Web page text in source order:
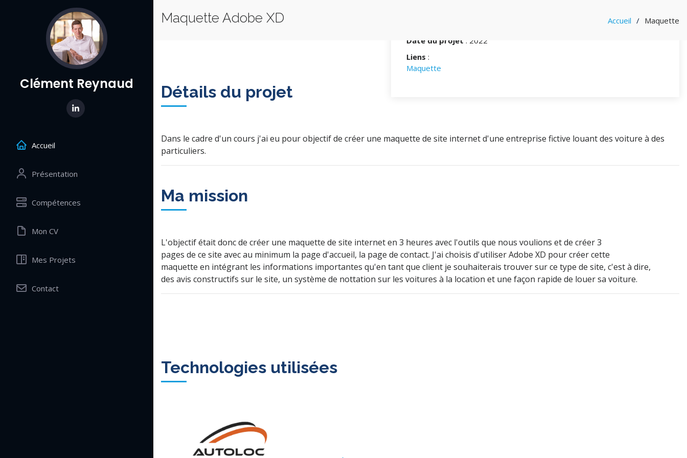
Clément Reynaud
Accueil
Présentation
Compétences
Mon CV
Mes Projets
Contact
Maquette Adobe XD Accueil Maquette
Date du projet : 2022
Liens :
Maquette
Détails du projet
Dans le cadre d'un cours j'ai eu pour objectif de créer une maquette de site internet d'une entreprise fictive louant des voiture à des
particuliers.
Ma mission
L'objectif était donc de créer une maquette de site internet en 3 heures avec l'outils que nous voulions et de créer 3
pages de ce site avec au minimum la page d'accueil, la page de contact. J'ai choisis d'utiliser Adobe XD pour créer cette
maquette en intégrant les informations importantes qu'en tant que client je souhaiterais trouver sur ce type de site, c'est à dire,
des avis constructifs sur le site, un système de nottation sur les voitures à la location et une façon rapide de louer sa voiture.
Technologies utilisées